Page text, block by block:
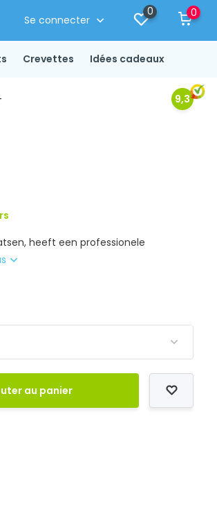
Se connecter
0 0
Crevettes Idées cadeaux
9,3
heeft een professionele
au panier